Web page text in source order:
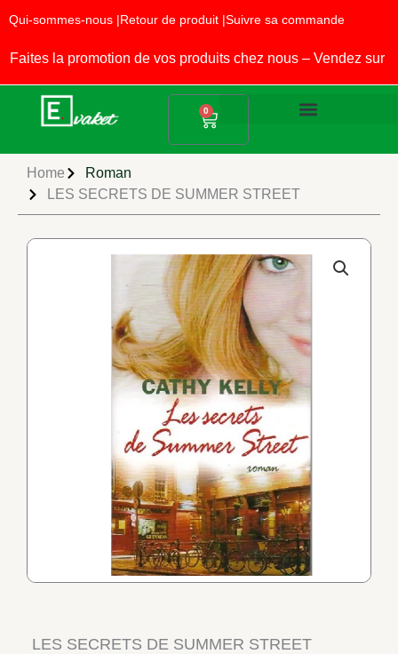
au
contenu
Qui-sommes-nous |Retour de produit |Suivre sa commande
la promotion de vos produits chez nous – Vendez sur
0
Panier
Home
Roman
LES SECRETS DE SUMMER STREET
LES SECRETS DE SUMMER STREET